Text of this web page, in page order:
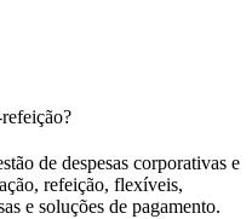
de despesas corporativas e
refeição, flexíveis,
e soluções de pagamento.